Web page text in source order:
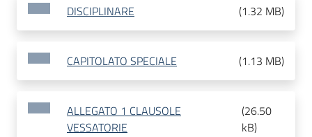
DISCIPLINARE (1.32 MB)
CAPITOLATO SPECIALE (1.13 MB)
ALLEGATO 1 CLAUSOLE
VESSATORIE
(26.50
kB)